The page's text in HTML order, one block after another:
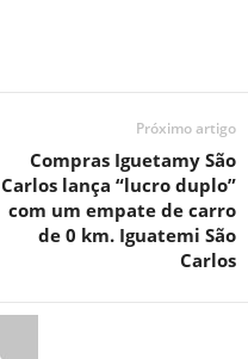
Próximo artigo
Compras Iguetamy São
Carlos lança “lucro duplo”
com um empate de carro
de 0 km. Iguatemi São
Carlos